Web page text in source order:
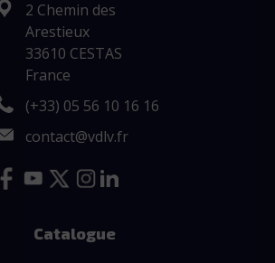
2 Chemin des
Arestieux
33610 CESTAS
France
(+33) 05 56 10 16 16
contact@vdlv.fr
Catalogue